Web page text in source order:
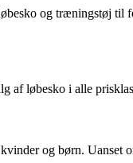
og træningstøj
af løbesko i alle
og børn. Uanset